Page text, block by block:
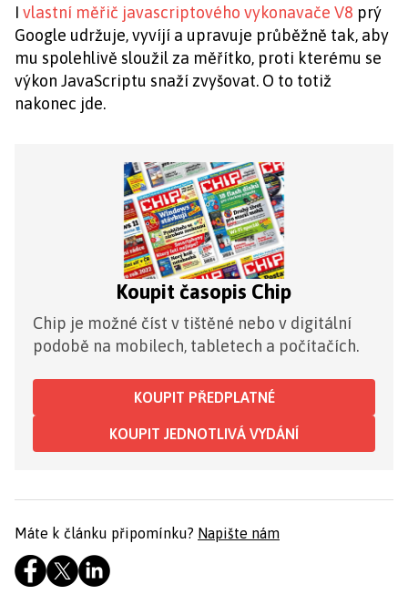
I vlastní měřič javascriptového vykonavače V8 prý
Google udržuje, vyvíjí a upravuje průběžně tak, aby
mu spolehlivě sloužil za měřítko, proti kterému se
výkon JavaScriptu snaží zvyšovat. O to totiž
nakonec jde.
Koupit časopis Chip
Chip je možné číst v tištěné nebo v digitální
podobě na mobilech, tabletech a počítačích.
KOUPIT PŘEDPLATNÉ
KOUPIT JEDNOTLIVÁ VYDÁNÍ
Máte k článku připomínku? Napište nám